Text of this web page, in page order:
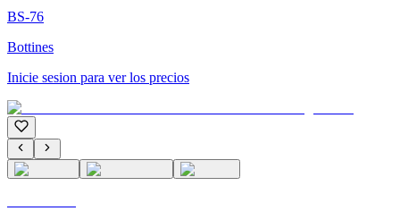
BS-76
Bottines
Inicie sesion para ver los precios